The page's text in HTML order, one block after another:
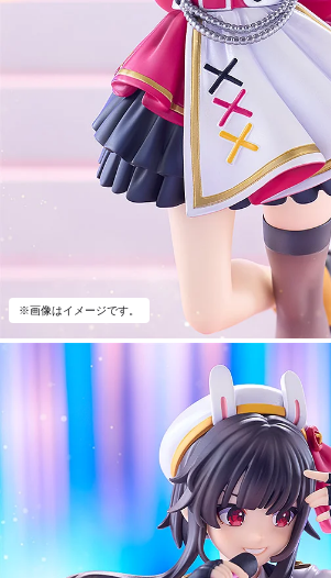
※画像はイメージです。